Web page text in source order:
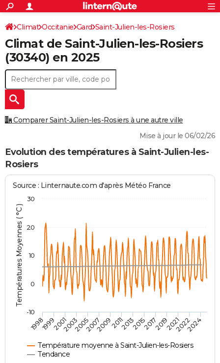
ACTUALITÉS
Politique
Société
Faits Divers
Education
Monde
Villes
+
SPORT
Coupe du monde 2026
Football
Tennis
Cyclisme
Rugby
Forum
Programme TV
TNT
Streaming
Cinéma
Sorties cinéma
Musique
+
FINANCE
Retraite
Impôts
Epargne
Immobilier
Risques naturels par ville
Banque
Assurance
Crédit
AUTO
Essais
Réserver un essai
Citadines
Berlines
SUV
Forum auto
+
HIGH-TECH
Forum
Aménagement intérieur
Extérieur
Cuisine
Salle de bains
Jardinage
Rangement
+WEEK-END
Guides de France
Escapades
Patrimoine
Expositions
Musées
Week-end nature
+
Art de vivre
Bien-être
Loisirs
Mode
Modes de vie
Alimentation
Guide de la santé
Maladies
Médicaments
Sommeil
VOYAGE
Destinations
City break
Voyage nature
Voyage de noces
Forum
Climat
PHOTO
GUIDES D'ACHAT
BONS PLANS
CARTE DE VOEUX
Carte de Noël
Carte Bonne année
Carte Saint-Valentin
Carte Pâques
Carte d'anniversaire
DICTIONNAIRE
Dictionnaire
Biographies
Citations
Expressions
Proverbes
PROGRAMME TV
COPAINS D'AVANT
Rechercher
S'inscrire
Connexion
Climat Occitanie Gard Saint-Julien-les-Rosiers
Climat de Saint-Julien-les-Rosiers
(30340) en 2025
Comparer Saint-Julien-les-Rosiers à une autre ville
Mise à jour le 06/02/26
Evolution des températures à Saint-Julien-les-
Rosiers
Températures Moyennes ( °C )
Source : Linternaute.com d'après Météo France
Température moyenne à Saint-Julien-les-Rosiers
Tendance
199819992001200320052007200920112013201520172019202120222024
-10
0
10
20
30